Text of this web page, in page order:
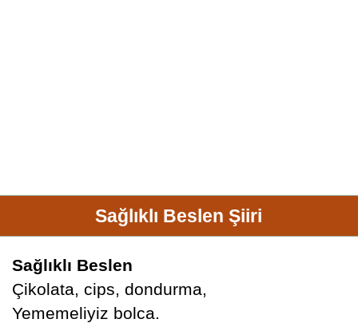
Sağlıklı Beslen Şiiri
Sağlıklı Beslen
Çikolata, cips, dondurma,
Yememeliyiz bolca.